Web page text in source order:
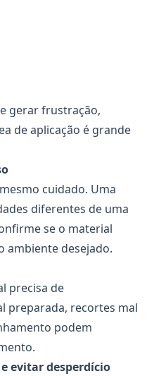
gerar frustração,
de aplicação é grande
cuidado. Uma
diferentes de uma
se o material
ambiente desejado.
precisa de
preparada, recortes mal
podem
evitar desperdício